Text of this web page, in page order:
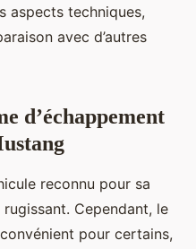
aspects techniques,
avec d’autres
d’échappement
reconnu pour sa
Cependant, le
pour certains,